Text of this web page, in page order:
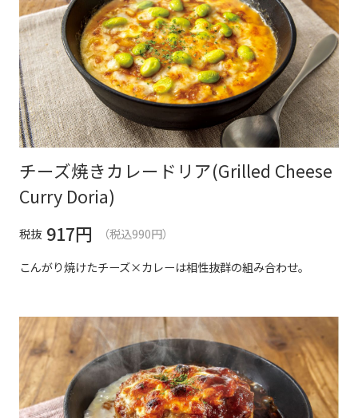
チーズ焼きカレードリア(Grilled Cheese
Curry Doria)
税抜 917円
（税込990円）
こんがり焼けたチーズ×カレーは相性抜群の組み合わせ。